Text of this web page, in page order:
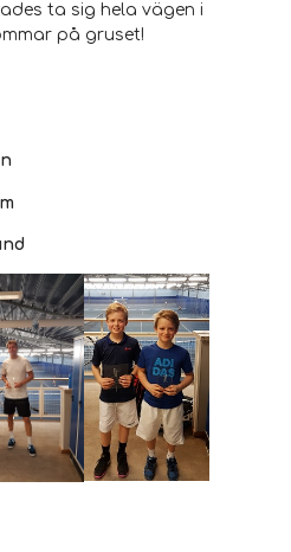
ta sig hela vägen i
på gruset!